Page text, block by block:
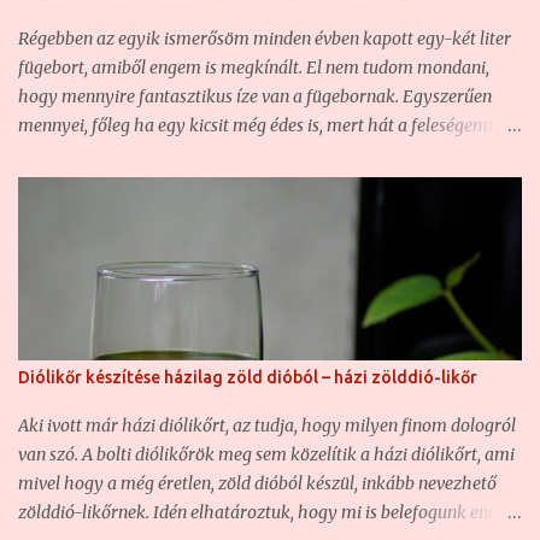
édeshez, mint a félédeshez. Ugyanakkor annyira finom lett, hogy
hiába több, mint tíz liter lett, nem fog sokáig tartani... Hozzávalók
a házi meggyborhoz: - 10 kg meggy - 3+2 liter víz - 2+1 kg
kristályc...
Régebben az egyik ismerősöm minden évben kapott egy-két liter
fügebort, amiből engem is megkínált. El nem tudom mondani,
hogy mennyire fantasztikus íze van a fügebornak. Egyszerűen
mennyei, főleg ha egy kicsit még édes is, mert hát a feleségemmel
sem volt arról, hogy gyümölcsbort készíteni nem egy nagy
mindenképp fogok egyszer én is fügebort készíteni. De
valahogyan sehogy sem akart ez összejönni, mert nem tudtam
kellő mennyiségű eléggé érett fügét szerezni. Igen, nekem, aki ma
fügés blogot vezetek, és számtalan különleges fügebokor van a
kertemben, nekem egykor gondot okozott fügét beszerezni, ami
nem is csoda, hiszen nem volt saját kertem saját fügékkel. Igaz,
bornak való fügém most sem sok van, de szerencsére az egyik
kedves szomszédnak sokkal több van,...
Diólikőr készítése házilag zöld dióból – házi zölddió-likőr
Aki ivott már házi diólikőrt, az tudja, hogy milyen finom dologról
van szó. A bolti diólikőrök meg sem közelítik a házi diólikőrt, ami
mivel hogy a még éretlen, zöld dióból készül, inkább nevezhető
zölddió-likőrnek. Idén elhatároztuk, hogy mi is belefogunk ennek